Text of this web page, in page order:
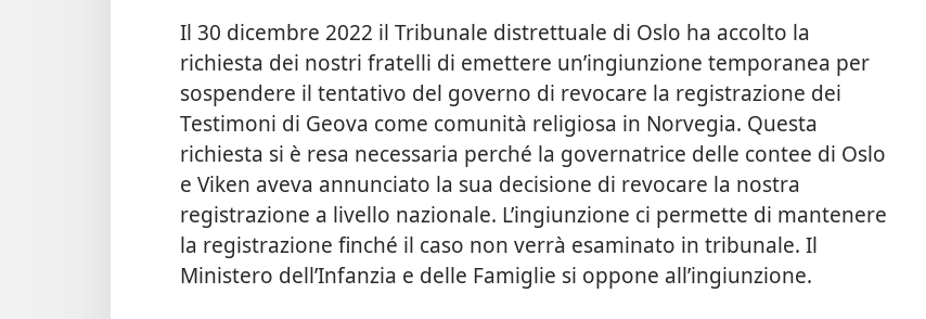
Il 30 dicembre 2022 il Tribunale distrettuale di Oslo ha accolto la
richiesta dei nostri fratelli di emettere un’ingiunzione temporanea per
sospendere il tentativo del governo di revocare la registrazione dei
Testimoni di Geova come comunità religiosa in Norvegia. Questa
richiesta si è resa necessaria perché la governatrice delle contee di Oslo
e Viken aveva annunciato la sua decisione di revocare la nostra
registrazione a livello nazionale. L’ingiunzione ci permette di mantenere
la registrazione finché il caso non verrà esaminato in tribunale. Il
Ministero dell’Infanzia e delle Famiglie si oppone all’ingiunzione.